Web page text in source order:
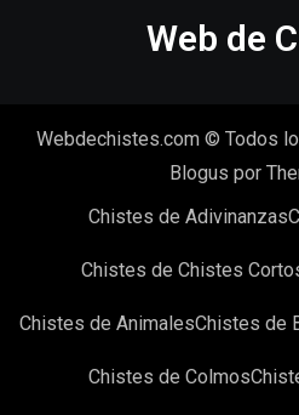
Web de
Webdechistes.com © Todos
Blogus por
Chistes de Adivinanzas
Chistes de Chistes
Chistes de AnimalesChistes de
Chistes de Colmos